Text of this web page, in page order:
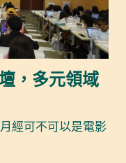
，多元領域
經可不可以是電影